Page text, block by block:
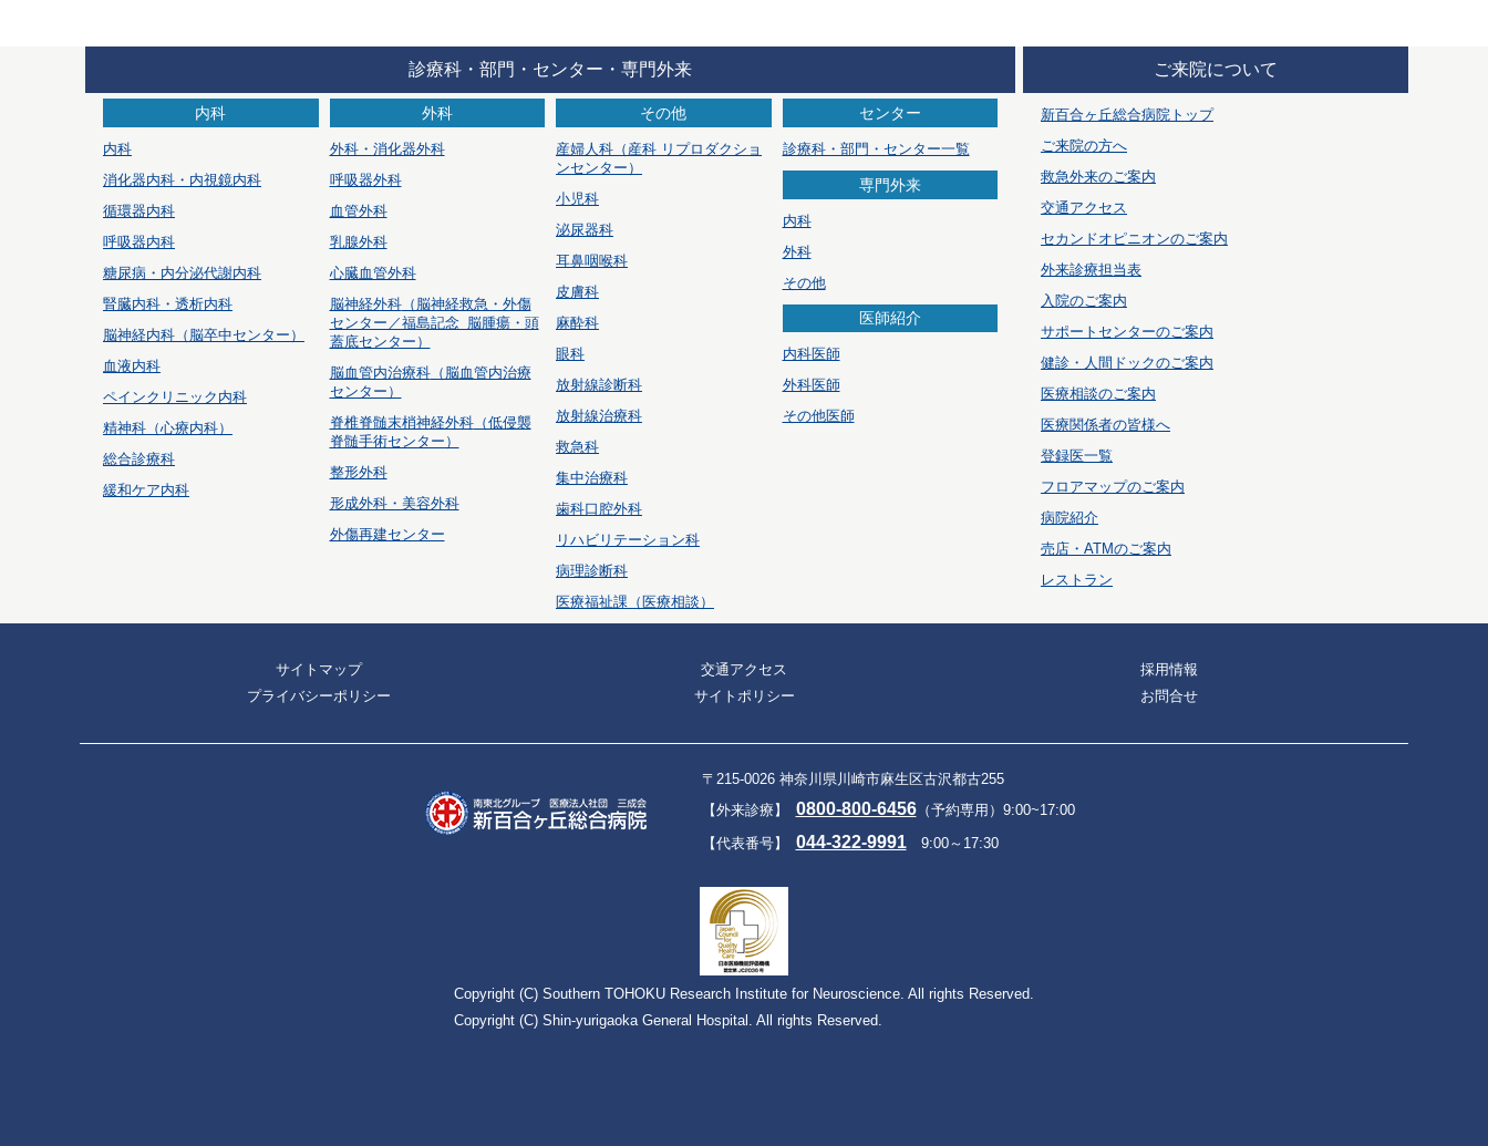
診療科・部門・センター・専門外来
内科
内科
消化器内科・内視鏡内科
循環器内科
呼吸器内科
糖尿病・内分泌代謝内科
腎臓内科・透析内科
脳神経内科（脳卒中センター）
血液内科
ペインクリニック内科
精神科（心療内科）
総合診療科
緩和ケア内科
外科
外科・消化器外科
呼吸器外科
血管外科
乳腺外科
心臓血管外科
脳神経外科（脳神経救急・外傷
センター／福島記念 脳腫瘍・頭
蓋底センター）
脳血管内治療科（脳血管内治療
センター）
脊椎脊髄末梢神経外科（低侵襲
脊髄手術センター）
整形外科
形成外科・美容外科
外傷再建センター
その他
産婦人科 （産科 リプロダクショ
ンセンター）
小児科
泌尿器科
耳鼻咽喉科
皮膚科
麻酔科
眼科
放射線診断科
放射線治療科
救急科
集中治療科
歯科口腔外科
リハビリテーション科
病理診断科
医療福祉課（医療相談）
センター
診療科・部門・センター一覧
専門外来
内科
外科
その他
医師紹介
内科医師
外科医師
その他医師
ご来院について
新百合ヶ丘総合病院トップ
ご来院の方へ
救急外来のご案内
交通アクセス
セカンドオピニオンのご案内
外来診療担当表
入院のご案内
サポートセンターのご案内
健診・人間ドックのご案内
医療相談のご案内
医療関係者の皆様へ
登録医一覧
フロアマップのご案内
病院紹介
売店・ATMのご案内
レストラン
サイトマップ 交通アクセス
採用情報
プライバシーポリシー
サイトポリシー お問合せ
〒215-0026 神奈川県川崎市麻生区古沢都古255
【外来診療】 0800-800-6456（予約専用）9:00~17:00
【代表番号】 044-322-99919:00～17:30
Copyright (C) Southern TOHOKU Research Institute for Neuroscience. All rights Reserved.
Copyright (C) Shin-yurigaoka General Hospital. All rights Reserved.